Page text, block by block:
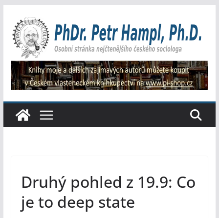
obsah
Druhý pohled z 19.9: Co
je to deep state